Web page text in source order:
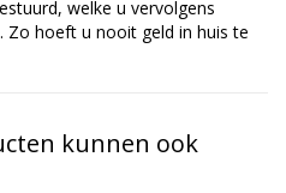
welke u vervolgens
Zo hoeft u nooit geld in huis te
kunnen ook